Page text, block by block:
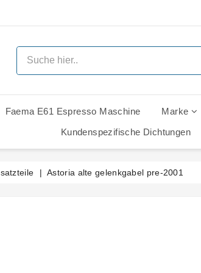
Faema E61 Espresso Maschine Marke
Kundenspezifische Dichtungen
Astoria alte gelenkgabel pre-2001